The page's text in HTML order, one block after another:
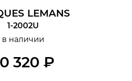
LEMANS
1-2002U
в наличии
320 ₽